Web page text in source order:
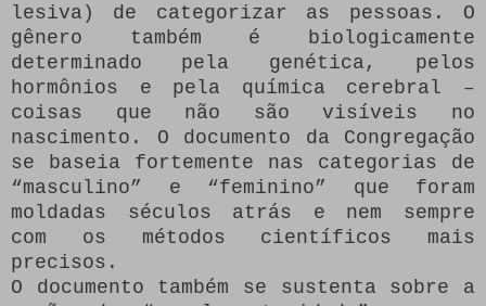
lesiva) de categorizar as pessoas. O
gênero também é biologicamente
determinado pela genética, pelos
hormônios e pela química cerebral –
coisas que não são visíveis no
nascimento. O documento da Congregação
se baseia fortemente nas categorias de
“masculino” e “feminino” que foram
moldadas séculos atrás e nem sempre
com os métodos científicos mais
precisos.
O documento também se sustenta sobre a